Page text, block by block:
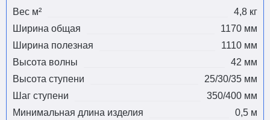
Вес м²
4,8 кг
Ширина общая
1170 мм
Ширина полезная
1110 мм
Высота волны
42 мм
Высота ступени
25/30/35 мм
Шаг ступени
350/400 мм
Минимальная длина изделия
0,5 м